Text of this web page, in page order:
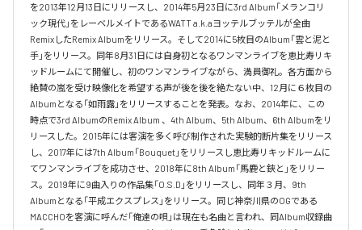
を2013年12月13日にリリースし、2014年5月23日に3rd Album「メランコリ
ック現代」をレーベルメイトであるWATT a.k.aヨッテルブッテルが全曲
RemixしたRemix Albumをリリース。そして2014に5枚目のAlbum「雲と泥と
手」をリリース。同年8月31日には自身初となるワンマンライブを恵比寿リキ
ッドルームにて開催し、初のワンマンライブながら、満員御礼。各方面から
絶賛の嵐を受け映像化を希望する声が後を後を絶たない中、12月に６枚目の
Albumとなる「如雨露」をリリースすることを発表。なお、2014年に、この
時点で3rd AlbumのRemix Album 、4th Album、5th Album、6th Albumをリ
リースした。2015年には客演を多く呼び制作された実験的断片集をリリース
し、2017年には7th Album「Bouquet」をリリースし恵比寿リキッドルームに
てワンマンライブを成功させ、2018年に8th Album「馬鹿と鋏と」をリリー
ス。2019年に9曲入りの作品集「O.S.D」をリリースし、同年３月、9th
Albumとなる「平成エクスプレス」をリリース。同じ神奈川県のOGである
MACCHOを客演に呼んだ「俺達の唄」は現在も名曲と言われ、同Album収録曲